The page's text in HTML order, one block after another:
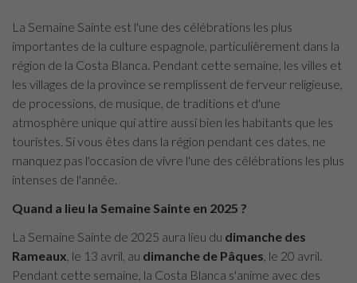
La Semaine Sainte est l'une des célébrations les plus
importantes de la culture espagnole, particulièrement dans la
région de la Costa Blanca. Pendant cette semaine, les villes et
les villages de la province se remplissent de ferveur religieuse,
de processions, de musique, de traditions et d'une
atmosphère unique qui attire aussi bien les habitants que les
touristes. Si vous êtes dans la région pendant ces dates, ne
manquez pas l'occasion de vivre l'une des célébrations les plus
intenses de l'année.
Quand a lieu la Semaine Sainte en 2025 ?
La Semaine Sainte de 2025 aura lieu du dimanche des
Rameaux , le 13 avril, au dimanche de Pâques , le 20 avril.
Pendant cette semaine, la Costa Blanca s'anime avec des